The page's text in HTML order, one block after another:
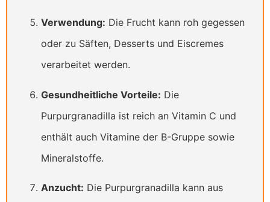
Verwendung: Die Frucht kann roh gegessen
oder zu Säften, Desserts und Eiscremes
verarbeitet werden.
Gesundheitliche Vorteile: Die
Purpurgranadilla ist reich an Vitamin C und
enthält auch Vitamine der B-Gruppe sowie
Mineralstoffe.
Anzucht: Die Purpurgranadilla kann aus